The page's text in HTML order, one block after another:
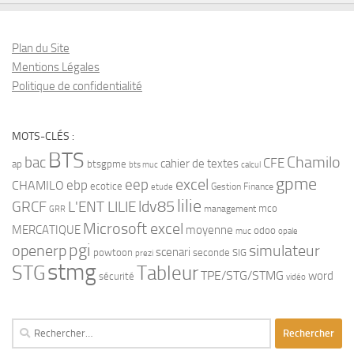
Plan du Site
Mentions Légales
Politique de confidentialité
MOTS-CLÉS :
ap bac BTS btsgpme bts muc cahier de textes calcul CFE Chamilo
CHAMILO ebp ecotice eep etude excel Gestion Finance gpme
GRCF GRR L'ENT LILIEldv85 lilie management mco
MERCATIQUE Microsoft excel moyenne muc odoo opale
openerppgi powtoon prezi scenari seconde SIG simulateur
STGstmg sécurité TableurTPE/STG/STMG vidéo word
Rechercher :